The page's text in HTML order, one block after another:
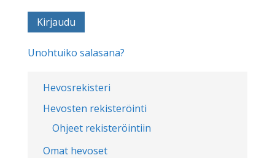
Hevosrekisteri
Hevosten rekisteröinti
Ohjeet rekisteröintiin
Omat hevoset
Unohtuiko salasana?